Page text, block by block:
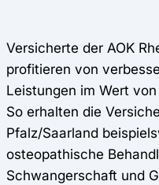
Versicherte der AOK
profitieren von
Leistungen im Wert
So erhalten die
Pfalz/Saarland
osteopathische
Schwangerschaft und